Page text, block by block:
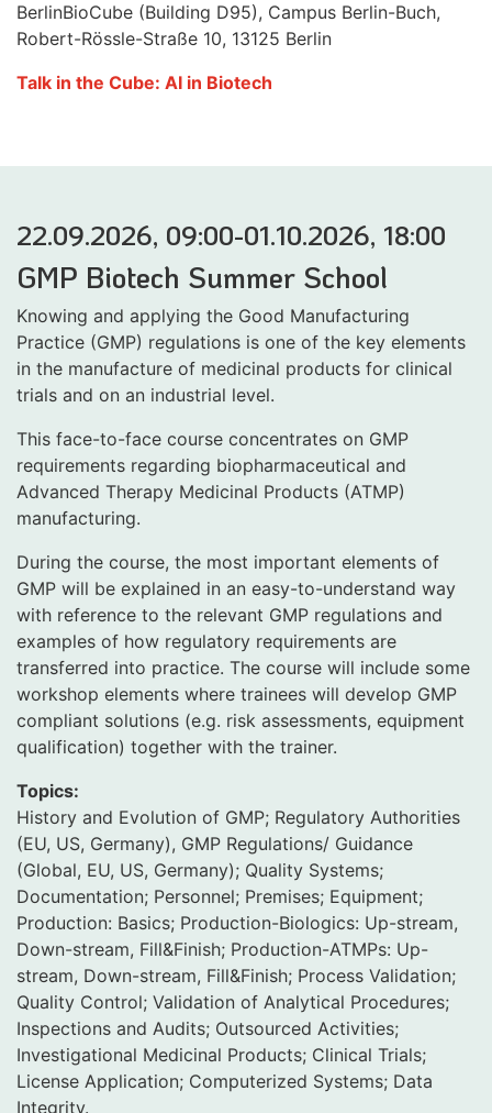
BerlinBioCube (Building D95), Campus Berlin-Buch,
Robert-Rössle-Straße 10, 13125 Berlin
Talk in the Cube: AI in Biotech
22.09.2026, 09:00-01.10.2026, 18:00
GMP Biotech Summer School
Knowing and applying the Good Manufacturing
Practice (GMP) regulations is one of the key elements
in the manufacture of medicinal products for clinical
trials and on an industrial level.
This face-to-face course concentrates on GMP
requirements regarding biopharmaceutical and
Advanced Therapy Medicinal Products (ATMP)
manufacturing.
During the course, the most important elements of
GMP will be explained in an easy-to-understand way
with reference to the relevant GMP regulations and
examples of how regulatory requirements are
transferred into practice. The course will include some
workshop elements where trainees will develop GMP
compliant solutions (e.g. risk assessments, equipment
qualification) together with the trainer.
Topics:
History and Evolution of GMP; Regulatory Authorities
(EU, US, Germany), GMP Regulations/ Guidance
(Global, EU, US, Germany); Quality Systems;
Documentation; Personnel; Premises; Equipment;
Production: Basics; Production-Biologics: Up-stream,
Down-stream, Fill&Finish; Production-ATMPs: Up-
stream, Down-stream, Fill&Finish; Process Validation;
Quality Control; Validation of Analytical Procedures;
Inspections and Audits; Outsourced Activities;
Investigational Medicinal Products; Clinical Trials;
License Application; Computerized Systems; Data
Integrity.